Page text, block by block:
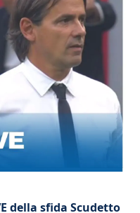
della sfida Scudetto